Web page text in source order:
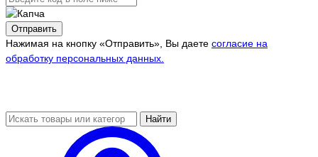
Отправить
Нажимая на кнопку «Отправить», Вы даете согласие на
обработку персональных данных.
Найти